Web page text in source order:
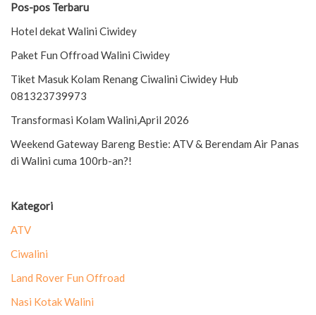
Pos-pos Terbaru
Hotel dekat Walini Ciwidey
Paket Fun Offroad Walini Ciwidey
Tiket Masuk Kolam Renang Ciwalini Ciwidey Hub
081323739973
Transformasi Kolam Walini,April 2026
Weekend Gateway Bareng Bestie: ATV & Berendam Air Panas
di Walini cuma 100rb-an?!
Kategori
ATV
Ciwalini
Land Rover Fun Offroad
Nasi Kotak Walini